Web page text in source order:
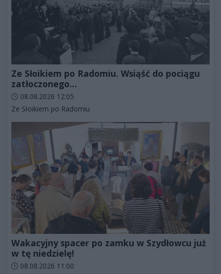
Ze Słoikiem po Radomiu. Wsiąść do pociągu
zatłoczonego...
Data dodania artykułu:
08.08.2026 12:05
Kategorie artykułu:
Ze Słoikiem po Radomiu
Wakacyjny spacer po zamku w Szydłowcu już
w tę niedzielę!
Data dodania artykułu:
08.08.2026 11:00